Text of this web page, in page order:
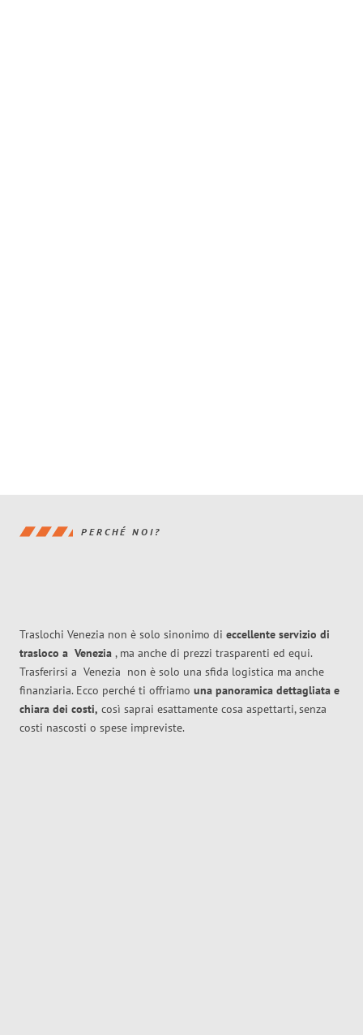
PERCHÉ NOI?
Traslochi Venezia non è solo sinonimo di eccellente servizio di
trasloco a Venezia , ma anche di prezzi trasparenti ed equi.
Trasferirsi a Venezia non è solo una sfida logistica ma anche
finanziaria. Ecco perché ti offriamo una panoramica dettagliata e
chiara dei costi, così saprai esattamente cosa aspettarti, senza
costi nascosti o spese impreviste.